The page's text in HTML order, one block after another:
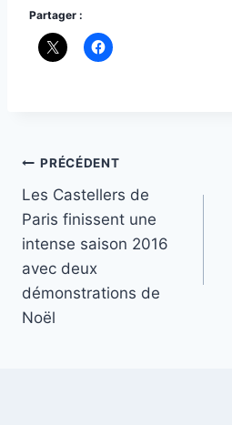
Partager :
Navigation
de
l’article
PRÉCÉDENT
Les Castellers de
Paris finissent une
intense saison 2016
avec deux
démonstrations de
Noël